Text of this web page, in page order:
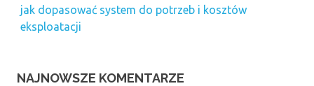
jak dopasować system do potrzeb i kosztów
eksploatacji
NAJNOWSZE KOMENTARZE